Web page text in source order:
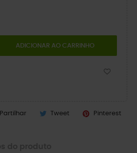
ADICIONAR AO CARRINHO
Partilhar Tweet Pinterest